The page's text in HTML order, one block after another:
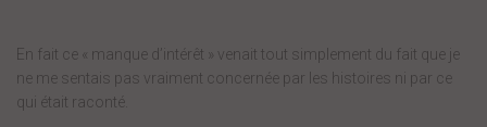
En fait ce « manque d’intérêt » venait tout simplement du fait que je
ne me sentais pas vraiment concernée par les histoires ni par ce
qui était raconté.